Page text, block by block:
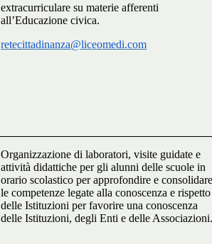
extracurriculare su materie afferenti
all’Educazione civica.
retecittadinanza@liceomedi.com
Organizzazione di laboratori, visite guidate e
attività didattiche per gli alunni delle scuole in
orario scolastico per approfondire e
le competenze legate alla conoscenza e rispetto
delle Istituzioni per favorire una conoscenza
delle Istituzioni, degli Enti e delle